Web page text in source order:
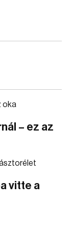
– ez az
vitte a